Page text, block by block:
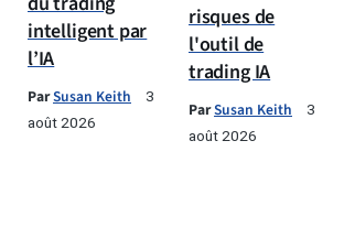
intelligent par
l’IA
ParSusan Keith
3
août 2026
risques de
l'outil de
trading IA
ParSusan Keith
3
août 2026